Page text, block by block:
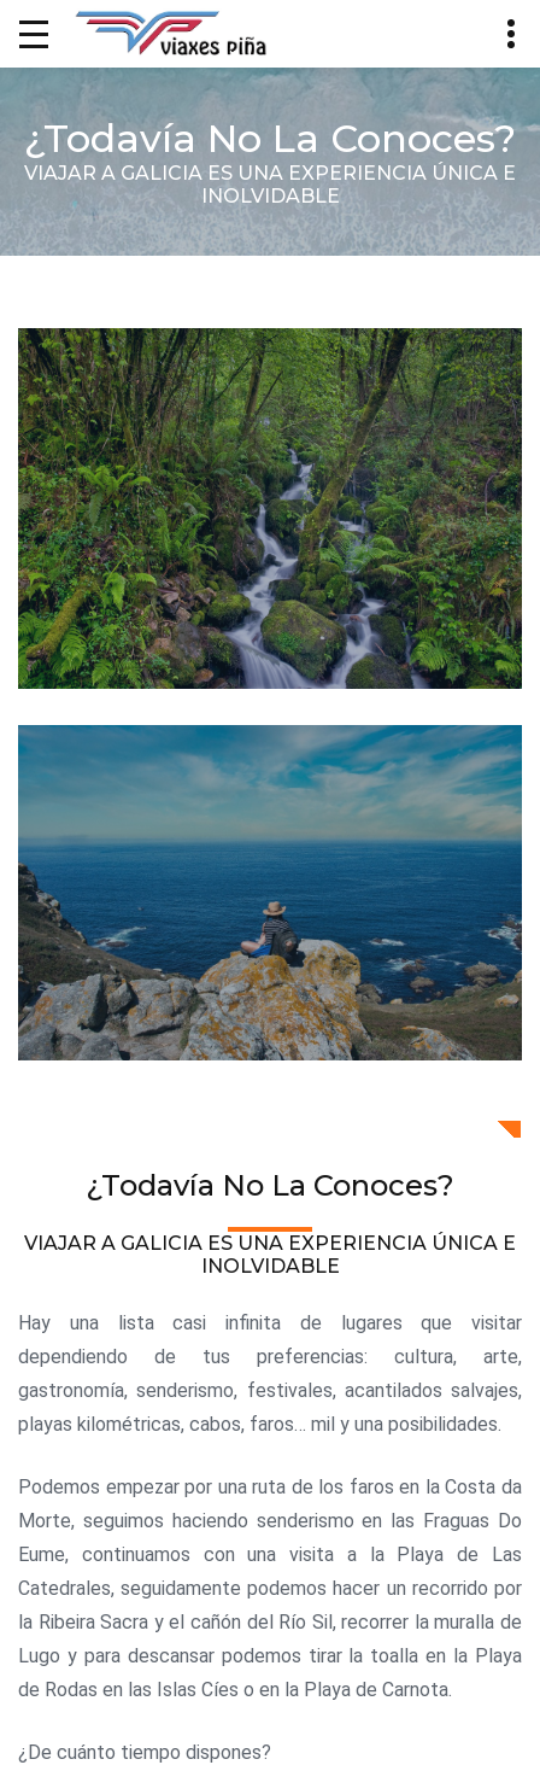
¿Todavía No La Conoces?
VIAJAR A GALICIA ES UNA EXPERIENCIA ÚNICA E
INOLVIDABLE
¿Todavía No La Conoces?
VIAJAR A GALICIA ES UNA EXPERIENCIA ÚNICA E
INOLVIDABLE
Hay una lista casi infinita de lugares que visitar
dependiendo de tus preferencias: cultura, arte,
gastronomía, senderismo, festivales, acantilados salvajes,
playas kilométricas, cabos, faros… mil y una posibilidades.
Podemos empezar por una ruta de los faros en la Costa da
Morte, seguimos haciendo senderismo en las Fraguas Do
Eume, continuamos con una visita a la Playa de Las
Catedrales, seguidamente podemos hacer un recorrido por
la Ribeira Sacra y el cañón del Río Sil, recorrer la muralla de
Lugo y para descansar podemos tirar la toalla en la Playa
de Rodas en las Islas Cíes o en la Playa de Carnota.
¿De cuánto tiempo dispones?